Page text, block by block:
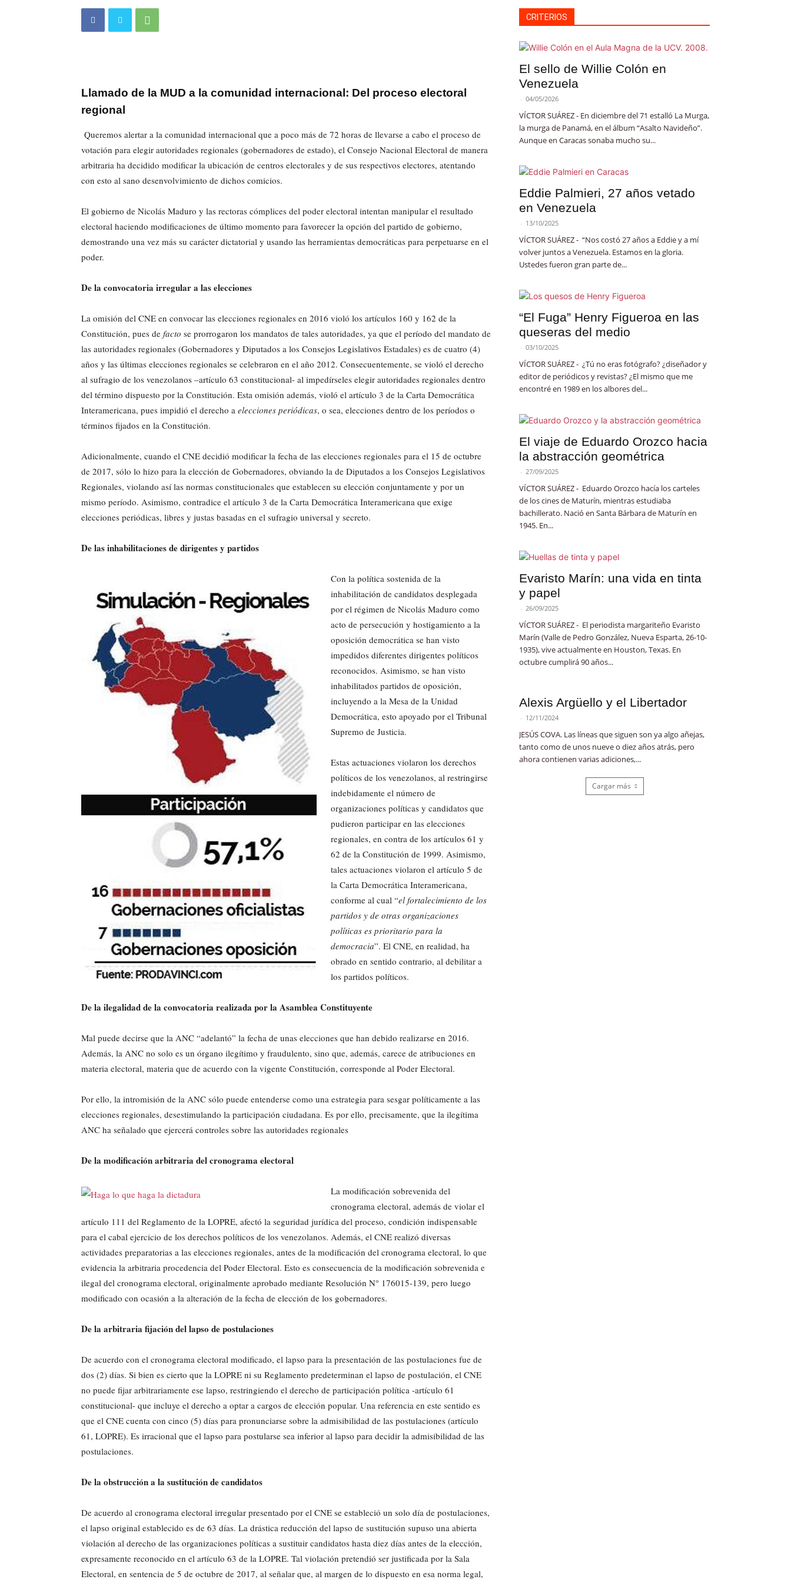
Llamado de la MUD a la comunidad internacional: Del proceso electoral
regional
Queremos alertar a la comunidad internacional que a poco más de 72 horas de llevarse a cabo el proceso de
votación para elegir autoridades regionales (gobernadores de estado), el Consejo Nacional Electoral de manera
arbitraria ha decidido modificar la ubicación de centros electorales y de sus respectivos electores, atentando
con esto al sano desenvolvimiento de dichos comicios.
El gobierno de Nicolás Maduro y las rectoras cómplices del poder electoral intentan manipular el resultado
electoral haciendo modificaciones de último momento para favorecer la opción del partido de gobierno,
demostrando una vez más su carácter dictatorial y usando las herramientas democráticas para perpetuarse en el
poder.
De la convocatoria irregular a las elecciones
La omisión del CNE en convocar las elecciones regionales en 2016 violó los artículos 160 y 162 de la
Constitución, pues de facto se prorrogaron los mandatos de tales autoridades, ya que el período del mandato de
las autoridades regionales (Gobernadores y Diputados a los Consejos Legislativos Estadales) es de cuatro (4)
años y las últimas elecciones regionales se celebraron en el año 2012. Consecuentemente, se violó el derecho
al sufragio de los venezolanos –artículo 63 constitucional- al impedírseles elegir autoridades regionales dentro
del término dispuesto por la Constitución. Esta omisión además, violó el artículo 3 de la Carta Democrática
Interamericana, pues impidió el derecho a elecciones periódicas, o sea, elecciones dentro de los períodos o
términos fijados en la Constitución.
Adicionalmente, cuando el CNE decidió modificar la fecha de las elecciones regionales para el 15 de octubre
de 2017, sólo lo hizo para la elección de Gobernadores, obviando la de Diputados a los Consejos Legislativos
Regionales, violando así las normas constitucionales que establecen su elección conjuntamente y por un
mismo período. Asimismo, contradice el artículo 3 de la Carta Democrática Interamericana que exige
elecciones periódicas, libres y justas basadas en el sufragio universal y secreto.
De las inhabilitaciones de dirigentes y partidos
Con la política sostenida de la
inhabilitación de candidatos desplegada
por el régimen de Nicolás Maduro como
acto de persecución y hostigamiento a la
oposición democrática se han visto
impedidos diferentes dirigentes políticos
reconocidos. Asimismo, se han visto
inhabilitados partidos de oposición,
incluyendo a la Mesa de la Unidad
Democrática, esto apoyado por el Tribunal
Supremo de Justicia.
Estas actuaciones violaron los derechos
políticos de los venezolanos, al restringirse
indebidamente el número de
organizaciones políticas y candidatos que
pudieron participar en las elecciones
regionales, en contra de los artículos 61 y
62 de la Constitución de 1999. Asimismo,
tales actuaciones violaron el artículo 5 de
la Carta Democrática Interamericana,
conforme al cual “el fortalecimiento de los
partidos y de otras organizaciones
políticas es prioritario para la
democracia”. El CNE, en realidad, ha
obrado en sentido contrario, al debilitar a
los partidos políticos.
De la ilegalidad de la convocatoria realizada por la Asamblea Constituyente
Mal puede decirse que la ANC “adelantó” la fecha de unas elecciones que han debido realizarse en 2016.
Además, la ANC no solo es un órgano ilegítimo y fraudulento, sino que, además, carece de atribuciones en
materia electoral, materia que de acuerdo con la vigente Constitución, corresponde al Poder Electoral.
Por ello, la intromisión de la ANC sólo puede entenderse como una estrategia para sesgar políticamente a las
elecciones regionales, desestimulando la participación ciudadana. Es por ello, precisamente, que la ilegítima
ANC ha señalado que ejercerá controles sobre las autoridades regionales
De la modificación arbitraria del cronograma electoral
La modificación sobrevenida del
cronograma electoral, además de violar el
artículo 111 del Reglamento de la LOPRE, afectó la seguridad jurídica del proceso, condición indispensable
para el cabal ejercicio de los derechos políticos de los venezolanos. Además, el CNE realizó diversas
actividades preparatorias a las elecciones regionales, antes de la modificación del cronograma electoral, lo que
evidencia la arbitraria procedencia del Poder Electoral. Esto es consecuencia de la modificación sobrevenida e
ilegal del cronograma electoral, originalmente aprobado mediante Resolución N° 176015-139, pero luego
modificado con ocasión a la alteración de la fecha de elección de los gobernadores.
De la arbitraria fijación del lapso de postulaciones
De acuerdo con el cronograma electoral modificado, el lapso para la presentación de las postulaciones fue de
dos (2) días. Si bien es cierto que la LOPRE ni su Reglamento predeterminan el lapso de postulación, el CNE
no puede fijar arbitrariamente ese lapso, restringiendo el derecho de participación política -artículo 61
constitucional- que incluye el derecho a optar a cargos de elección popular. Una referencia en este sentido es
que el CNE cuenta con cinco (5) días para pronunciarse sobre la admisibilidad de las postulaciones (artículo
61, LOPRE). Es irracional que el lapso para postularse sea inferior al lapso para decidir la admisibilidad de las
postulaciones.
De la obstrucción a la sustitución de candidatos
De acuerdo al cronograma electoral irregular presentado por el CNE se estableció un solo día de postulaciones,
el lapso original establecido es de 63 días. La drástica reducción del lapso de sustitución supuso una abierta
violación al derecho de las organizaciones políticas a sustituir candidatos hasta diez días antes de la elección,
expresamente reconocido en el artículo 63 de la LOPRE. Tal violación pretendió ser justificada por la Sala
Electoral, en sentencia de 5 de octubre de 2017, al señalar que, al margen de lo dispuesto en esa norma legal,
CRITERIOS
El sello de Willie Colón en
Venezuela
- 04/05/2026
VÍCTOR SUÁREZ - En diciembre del 71 estalló La Murga,
la murga de Panamá, en el álbum “Asalto Navideño”.
Aunque en Caracas sonaba mucho su...
Eddie Palmieri, 27 años vetado
en Venezuela
- 13/10/2025
VÍCTOR SUÁREZ - “Nos costó 27 años a Eddie y a mí
volver juntos a Venezuela. Estamos en la gloria.
Ustedes fueron gran parte de...
“El Fuga” Henry Figueroa en las
queseras del medio
- 03/10/2025
VÍCTOR SUÁREZ - ¿Tú no eras fotógrafo? ¿diseñador y
editor de periódicos y revistas? ¿El mismo que me
encontré en 1989 en los albores del...
El viaje de Eduardo Orozco hacia
la abstracción geométrica
- 27/09/2025
VÍCTOR SUÁREZ - Eduardo Orozco hacía los carteles
de los cines de Maturín, mientras estudiaba
bachillerato. Nació en Santa Bárbara de Maturín en
1945. En...
Evaristo Marín: una vida en tinta
y papel
- 26/09/2025
VÍCTOR SUÁREZ - El periodista margariteño Evaristo
Marín (Valle de Pedro González, Nueva Esparta, 26-10-
1935), vive actualmente en Houston, Texas. En
octubre cumplirá 90 años...
Alexis Argüello y el Libertador
- 12/11/2024
JESÚS COVA. Las líneas que siguen son ya algo añejas,
tanto como de unos nueve o diez años atrás, pero
ahora contienen varias adiciones,...
Cargar más